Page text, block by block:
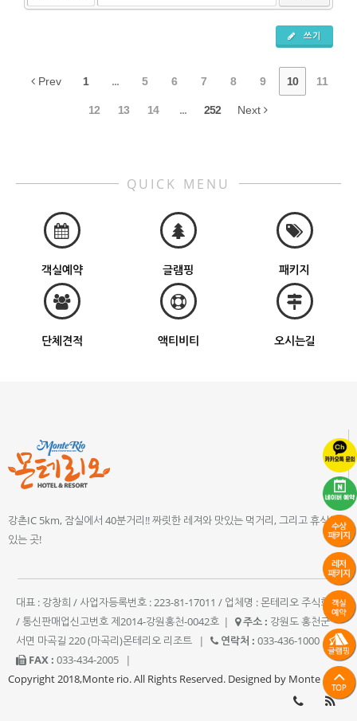
쓰기
Prev 1 ... 5 6 7 8 9 10 11
12 13 14 ... 252 Next
QUICK MENU
객실예약 글램핑 패키지
단체견적 액티비티 오시는길
강촌IC 5km, 잠실에서 40분거리!! 짜릿한 레져와 맛있는 먹거리, 그리고 휴식이
있는 곳!
대표 : 강창희 / 사업자등록번호 : 223-81-17011 / 업체명 : 몬테리오 주식회사
/ 통신판매업신고번호 제2014-강원홍천-0042호 | 주소 : 강원도 홍천군
서면 마곡길 220 (마곡리)몬테리오 리조트
| 연락처 : 033-436-1000
|
FAX : 033-434-2005
|
Copyright 2018,Monte rio. All Rights Reserved. Designed by Monte rio.